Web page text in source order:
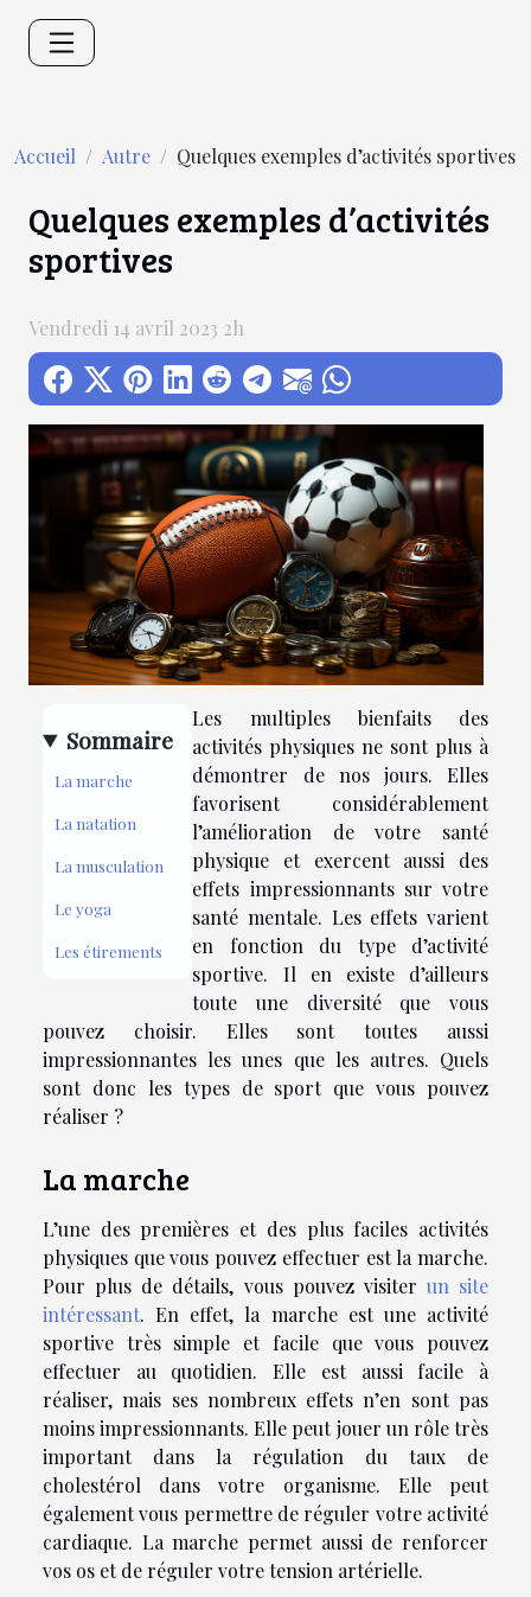
Accueil Autre Quelques exemples d’activités sportives
Quelques exemples d’activités
sportives
Vendredi 14 avril 2023 2h
Sommaire
La marche
La natation
La musculation
Le yoga
Les étirements
Les multiples bienfaits des
activités physiques ne sont plus à
démontrer de nos jours. Elles
favorisent considérablement
l’amélioration de votre santé
physique et exercent aussi des
effets impressionnants sur votre
santé mentale. Les effets varient
en fonction du type d’activité
sportive. Il en existe d’ailleurs
toute une diversité que vous
pouvez choisir. Elles sont toutes aussi
impressionnantes les unes que les autres. Quels
sont donc les types de sport que vous pouvez
réaliser ?
La marche
L’une des premières et des plus faciles activités
physiques que vous pouvez effectuer est la marche.
Pour plus de détails, vous pouvez visiter un site
intéressant. En effet, la marche est une activité
sportive très simple et facile que vous pouvez
effectuer au quotidien. Elle est aussi facile à
réaliser, mais ses nombreux effets n’en sont pas
moins impressionnants. Elle peut jouer un rôle très
important dans la régulation du taux de
cholestérol dans votre organisme. Elle peut
également vous permettre de réguler votre activité
cardiaque. La marche permet aussi de renforcer
vos os et de réguler votre tension artérielle.